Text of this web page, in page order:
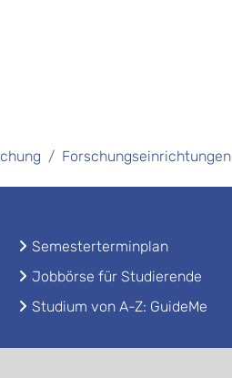
Forschungseinrichtungen
Semesterterminplan
Jobbörse für Studierende
Studium von A-Z: GuideMe